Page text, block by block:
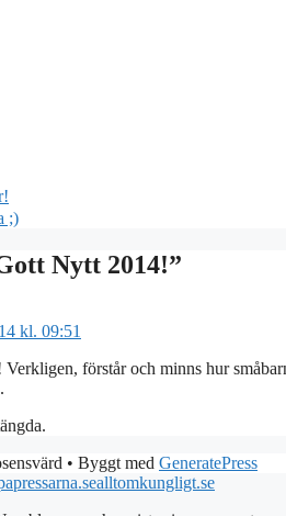
;)
Nytt 2014!”
kl. 09:51
förstår och minns hur
• Byggt med GeneratePress
alltomkungligt.se